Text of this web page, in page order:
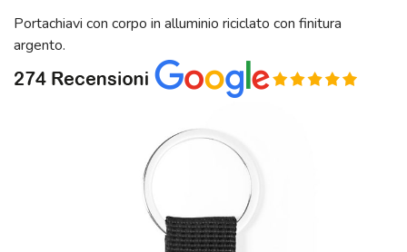
Portachiavi con corpo in alluminio riciclato con finitura
argento.